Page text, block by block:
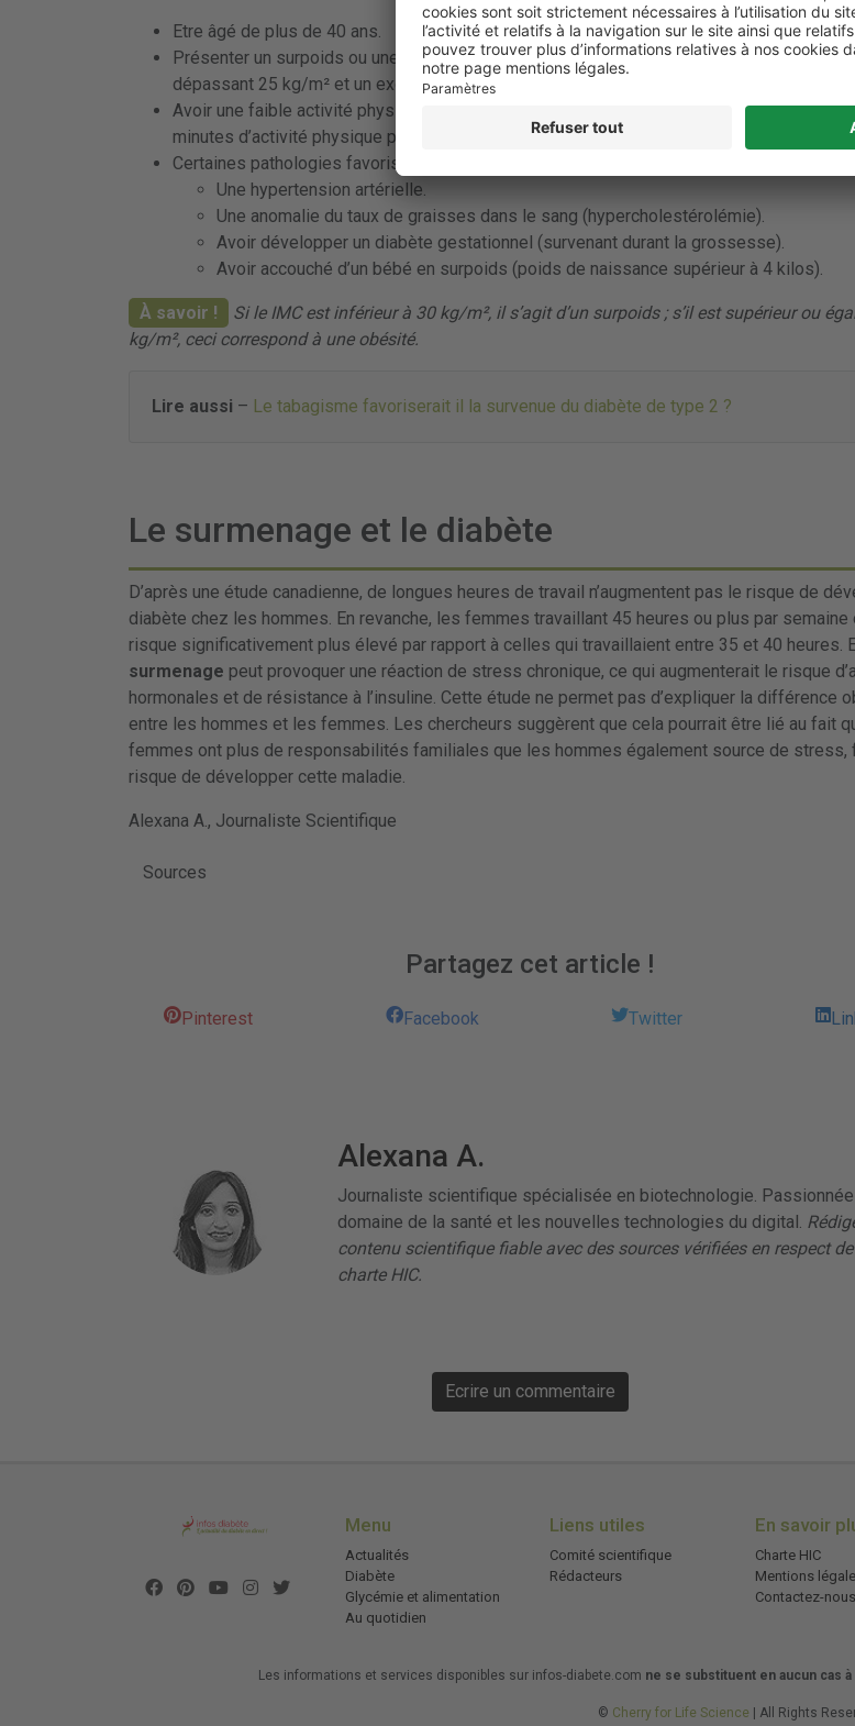
Etre âgé de plus de 40 ans.
Présenter un surpoids ou une obésité avec un indice de masse corporelle (IMC) égal ou
dépassant 25 kg/m² et un excès de graisse au niveau de l’abdomen.
Avoir une faible activité physique ou être sédentaire (il est recommandé de faire au
minutes d’activité physique par jour).
Certaines pathologies favorisent la survenue de diabète de type 2 :
Une hypertension artérielle.
Une anomalie du taux de graisses dans le sang (hypercholestérolémie).
Avoir développer un diabète gestationnel (survenant durant la grossesse).
Avoir accouché d’un bébé en surpoids (poids de naissance supérieur à 4 kilos).
À savoir !
Si le IMC est inférieur à 30 kg/m², il s’agit d’un surpoids ; s’il est supérieur ou
kg/m², ceci correspond à une obésité.
Lire aussi – Le tabagisme favoriserait il la survenue du diabète de type 2 ?
Le surmenage et le diabète
D’après une étude canadienne, de longues heures de travail n’augmentent pas le risque de
diabète chez les hommes. En revanche, les femmes travaillant 45 heures ou plus par semaine
risque significativement plus élevé par rapport à celles qui travaillaient entre 35 et 40 heures.
surmenage peut provoquer une réaction de stress chronique, ce qui augmenterait le risque
hormonales et de résistance à l’insuline. Cette étude ne permet pas d’expliquer la différence
entre les hommes et les femmes. Les chercheurs suggèrent que cela pourrait être lié au fait
femmes ont plus de responsabilités familiales que les hommes également source de stress,
risque de développer cette maladie.
Alexana A., Journaliste Scientifique
Sources
Partagez cet article !
Pinterest Facebook Twitter
Alexana A.
Journaliste scientifique spécialisée en biotechnologie.
domaine de la santé et les nouvelles technologies du digital.
contenu scientifique fiable avec des sources vérifiées en respect
charte HIC.
Ecrire un commentaire
Menu
Actualités
Diabète
Glycémie et alimentation
Au quotidien
Liens utiles
Comité scientifique
Rédacteurs
En savoir
Charte HIC
Mentions
Contactez-nous
Les informations et services disponibles sur infos-diabete.com ne se substituent en aucun cas
© Cherry for Life Science | All Rights